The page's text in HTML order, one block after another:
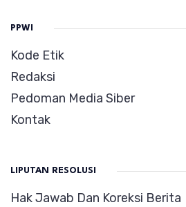
PPWI
Kode Etik
Redaksi
Pedoman Media Siber
Kontak
LIPUTAN RESOLUSI
Hak Jawab Dan Koreksi Berita